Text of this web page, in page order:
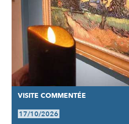
VISITE COMMENTÉE
17/10/2026